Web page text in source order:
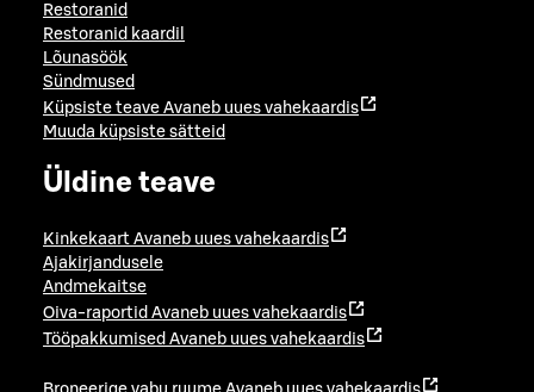
Restoranid
Restoranid kaardil
Lõunasöök
Sündmused
Küpsiste teave Avaneb uues vahekaardis
Muuda küpsiste sätteid
Üldine teave
Kinkekaart Avaneb uues vahekaardis
Ajakirjandusele
Andmekaitse
Oiva-raportid Avaneb uues vahekaardis
Tööpakkumised Avaneb uues vahekaardis